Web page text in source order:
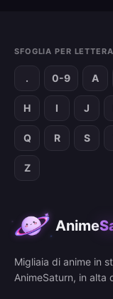
SFOGLIA PER LETTERA
. 0-9 A
H I J
Q R S
Z
Anime
Migliaia di anime in
AnimeSaturn, in alta